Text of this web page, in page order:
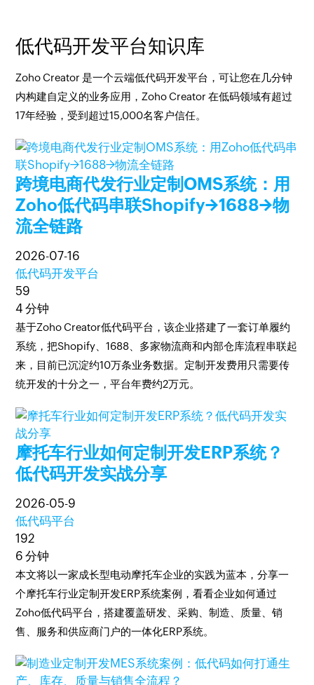
低代码开发平台知识库
Zoho Creator 是一个云端低代码开发平台，可让您在几分钟
内构建自定义的业务应用，Zoho Creator 在低码领域有超过
17年经验，受到超过15,000名客户信任。
跨境电商代发行业定制OMS系统：用
Zoho低代码串联Shopify→1688→物
流全链路
2026-07-16
低代码开发平台
59
4 分钟
基于Zoho Creator低代码平台，该企业搭建了一套订单履约
系统，把Shopify、1688、多家物流商和内部仓库流程串联起
来，目前已沉淀约10万条业务数据。定制开发费用只需要传
统开发的十分之一，平台年费约2万元。
摩托车行业如何定制开发ERP系统？
低代码开发实战分享
2026-05-9
低代码平台
192
6 分钟
本文将以一家成长型电动摩托车企业的实践为蓝本，分享一
个摩托车行业定制开发ERP系统案例，看看企业如何通过
Zoho低代码平台，搭建覆盖研发、采购、制造、质量、销
售、服务和供应商门户的一体化ERP系统。